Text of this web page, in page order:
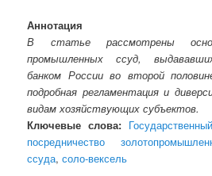
Аннотация
В статье рассмотрены
промышленных ссуд,
банком России во второй
подробная регламентация и
видам хозяйствующих субъектов.
Ключевые слова:
посредничество
ссуда,соло-вексель